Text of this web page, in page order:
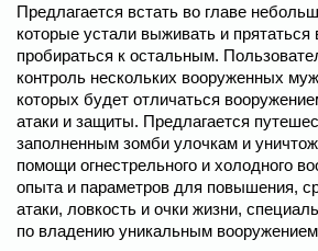
Предлагается встать во главе
которые устали выживать и
пробираться к остальным.
контроль нескольких вооруженных
которых будет отличаться
атаки и защиты. Предлагается
заполненным зомби улочкам и
помощи огнестрельного и холодного
опыта и параметров для повышения,
атаки, ловкость и очки жизни,
по владению уникальным